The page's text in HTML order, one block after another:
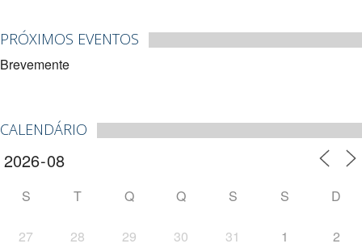
PRÓXIMOS EVENTOS
Brevemente
CALENDÁRIO
S T Q Q S S D
27 28 29 30 31 1 2